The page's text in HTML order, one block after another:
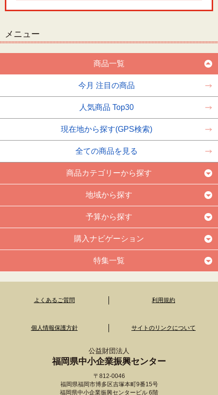
メニュー
商品一覧
今月 注目の商品
人気商品 Top30
現在地から探す(GPS検索)
全ての商品を見る
商品カテゴリーから探す
地域から探す
予算から探す
購入ナビゲーション
特集一覧
よくあるご質問 利用規約
個人情報保護方針 サイトのリンクについて
公益財団法人
福岡県中小企業振興センター
〒812-0046
福岡県福岡市博多区吉塚本町9番15号
福岡県中小企業振興センタービル 6階